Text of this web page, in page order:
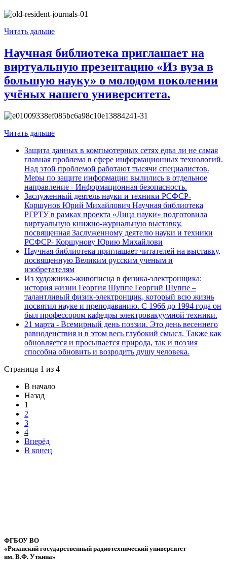
Читать дальше
Научная библиотека приглашает на
виртуальную презентацию «Из вуза в
большую науку» о молодом поколении
учёных нашего университета.
Читать дальше
Защита данных в компьютерных сетях едва ли не самая
главная проблема в сфере информационных технологий.
Над этой проблемой работают тысячи специалистов.
Меры по защите информации вылились в отдельное
направление - Информационная безопасность.
Заслуженный деятель науки и техники РСФСР-
Коршунов Юрий Михайлович Научная библиотека
РГРТУ в рамках проекта «Лица науки» подготовила
виртуальную книжно-журнальную выставку,
посвященная Заслуженному деятелю науки и техники
РСФСР- Коршунову Юрию Михайлови
Научная библиотека приглашает читателей на выставку,
посвященную Великим русским ученым и
изобретателям
Из художника-живописца в физика-электронщика:
история жизни Георгия Шуппе Георгий Шуппе –
талантливый физик-электронщик, который всю жизнь
посвятил науке и преподаванию. С 1966 до 1994 года он
был профессором кафедры электровакуумной техники.
21 марта - Всемирный день поэзии. Это день весеннего
равноденствия и в этом весь глубокий смысл. Также как
обновляется и просыпается природа, так и поэзия
способна обновить и возродить душу человека.
Страница 1 из 4
В начало
Назад
1
2
3
4
Вперёд
В конец
ФГБОУ ВО
«Рязанский государственный радиотехнический университет
им. В.Ф. Уткина»